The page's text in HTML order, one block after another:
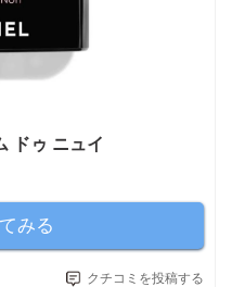
ドゥ ニュイ
みる
クチコミを投稿する